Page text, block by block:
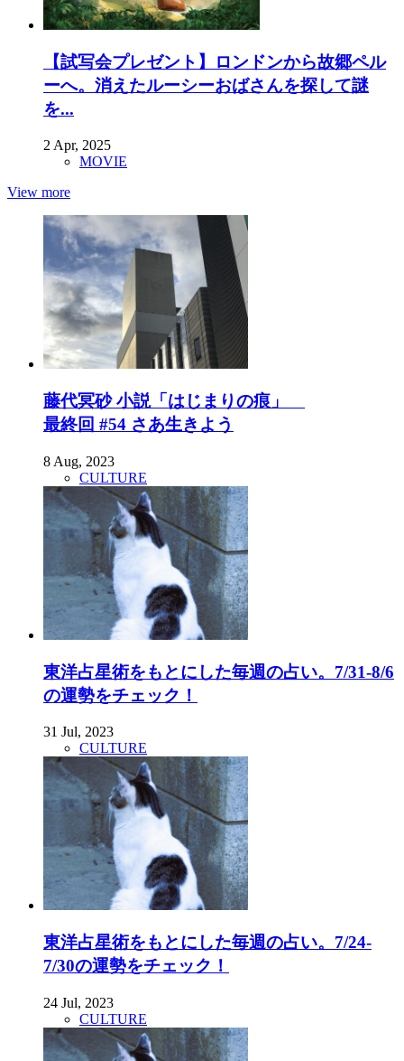
【試写会プレゼント】ロンドンから故郷ペル
ーへ。消えたルーシーおばさんを探して謎
を...
2 Apr, 2025
MOVIE
View more
藤代冥砂 小説「はじまりの痕」
最終回 #54 さあ生きよう
8 Aug, 2023
CULTURE
東洋占星術をもとにした毎週の占い。7/31-8/6
の運勢をチェック！
31 Jul, 2023
CULTURE
東洋占星術をもとにした毎週の占い。7/24-
7/30の運勢をチェック！
24 Jul, 2023
CULTURE